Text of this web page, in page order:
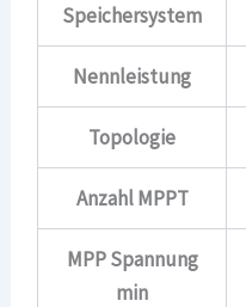
Speichersystem
Nennleistung
Topologie
Anzahl MPPT
MPP Spannung
min